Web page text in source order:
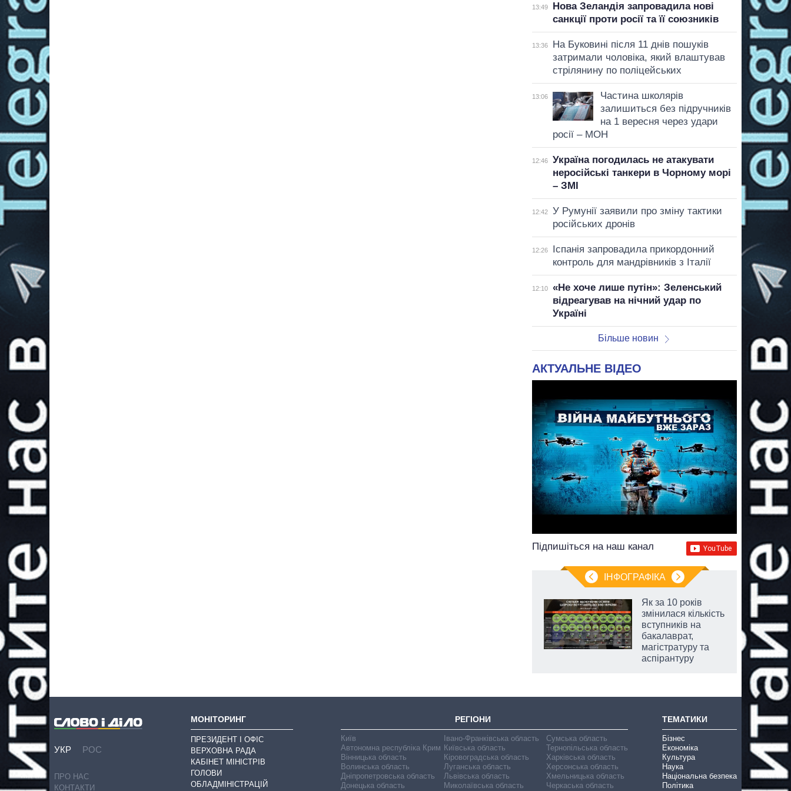
13:49
Нова Зеландія запровадила нові
санкції проти росії та її союзників
13:36
На Буковині після 11 днів пошуків
затримали чоловіка, який влаштував
стрілянину по поліцейських
13:06
Частина школярів
залишиться без підручників
на 1 вересня через удари
росії – МОН
12:46
Україна погодилась не атакувати
неросійські танкери в Чорному морі
– ЗМІ
12:42
У Румунії заявили про зміну тактики
російських дронів
12:26
Іспанія запровадила прикордонний
контроль для мандрівників з Італії
12:10
«Не хоче лише путін»: Зеленський
відреагував на нічний удар по
Україні
Більше новин
АКТУАЛЬНЕ ВІДЕО
Підпишіться на наш канал
ІНФОГРАФІКА
Як за 10 років
змінилася кількість
вступників на
бакалаврат,
магістратуру та
аспірантуру
УКР РОС
ПРО НАС
КОНТАКТИ
МОНІТОРИНГ
ПРЕЗИДЕНТ І ОФІС
ВЕРХОВНА РАДА
КАБІНЕТ МІНІСТРІВ
ГОЛОВИ
ОБЛАДМІНІСТРАЦІЙ
РЕГІОНИ
Київ
Автономна республіка Крим
Вінницька область
Волинська область
Дніпропетровська область
Донецька область
Івано-Франківська область
Київська область
Кіровоградська область
Луганська область
Львівська область
Миколаївська область
Сумська область
Тернопільська область
Харківська область
Херсонська область
Хмельницька область
Черкаська область
ТЕМАТИКИ
Бізнес
Економіка
Культура
Наука
Національна безпека
Політика